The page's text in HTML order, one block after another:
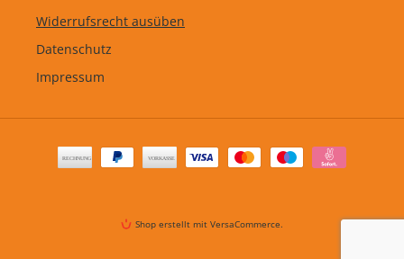
Widerrufsrecht ausüben
Datenschutz
Impressum
Zahlungsarten
Shop erstellt mit VersaCommerce.